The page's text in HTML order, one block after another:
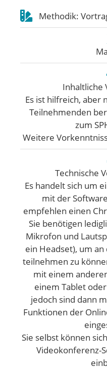
Methodik:
Inhaltliche
Es ist hilfreich, aber
Teilnehmenden
zum
Weitere
Technische
Es handelt sich um
mit der
empfehlen einen
Sie benötigen
Mikrofon und
ein Headset), um
teilnehmen zu
mit einem
einem Tablet
jedoch sind dann
Funktionen der
Sie selbst können
Videokonferenz-